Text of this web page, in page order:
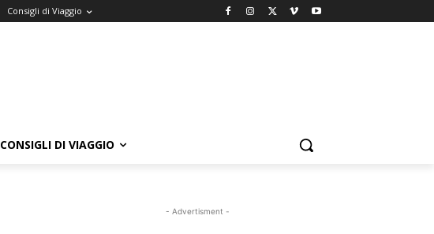
Consigli di Viaggio
CONSIGLI DI VIAGGIO
- Advertisment -